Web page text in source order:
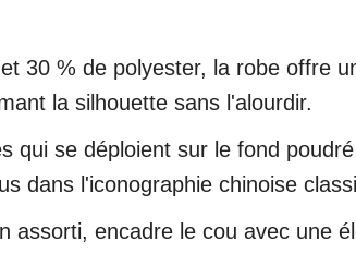
30 % de polyester, la robe offre
la silhouette sans l'alourdir.
qui se déploient sur le fond
dans l'iconographie chinoise
assorti, encadre le cou avec une